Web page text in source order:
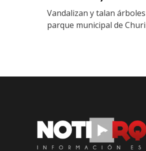
Vandalizan y talan
parque municipal de